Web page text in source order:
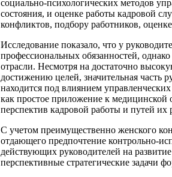
социально-психологических методов
состояния, и оценке работы кадровой
конфликтов, подбору работников,
Исследование показало, что у
профессиональных обязанностей,
отрасли. Несмотря на достаточно
достижению целей, значительная часть
находится под влиянием
как простое приложение к медицинской
перспектив кадровой работы и путей их
С учетом преимущественно женского
отдающего предпочтение контрольно-
действующих руководителей на
перспективные стратегические задачи